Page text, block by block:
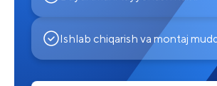
Ishlab chiqarish va montaj